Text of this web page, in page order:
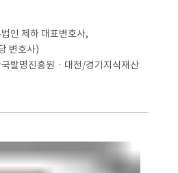
인 제하 대표변호사,
변호사)
발명진흥원ㆍ대전/경기지식재산